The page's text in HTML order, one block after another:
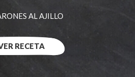
AL AJILLO
RECETA